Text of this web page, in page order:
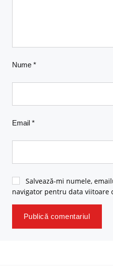
Nume *
Email *
Salvează-mi numele,
navigator pentru data viitoare